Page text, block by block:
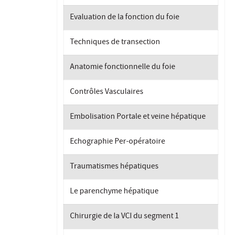
Evaluation de la fonction du foie
Techniques de transection
Anatomie fonctionnelle du foie
Contrôles Vasculaires
Embolisation Portale et veine hépatique
Echographie Per-opératoire
Traumatismes hépatiques
Le parenchyme hépatique
Chirurgie de la VCI du segment 1